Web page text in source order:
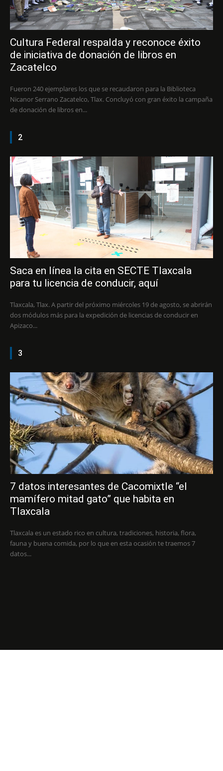
Cultura Federal respalda y reconoce éxito
de iniciativa de donación de libros en
Zacatelco
Fueron 240 ejemplares los que se recaudaron para la Biblioteca
Nicanor Serrano Zacatelco, Tlax. Concluyó con gran éxito la campaña
de donación de libros en...
2
Saca en línea la cita en SECTE Tlaxcala
para tu licencia de conducir, aquí
Tlaxcala, Tlax. A partir del próximo miércoles 19 de agosto, se abrirán
dos módulos más para la expedición de licencias de conducir en
Apizaco...
3
7 datos interesantes de Cacomixtle “el
mamífero mitad gato” que habita en
Tlaxcala
Tlaxcala es un estado rico en cultura, tradiciones, historia, flora,
fauna y buena comida, por lo que en esta ocasión te traemos 7
datos...